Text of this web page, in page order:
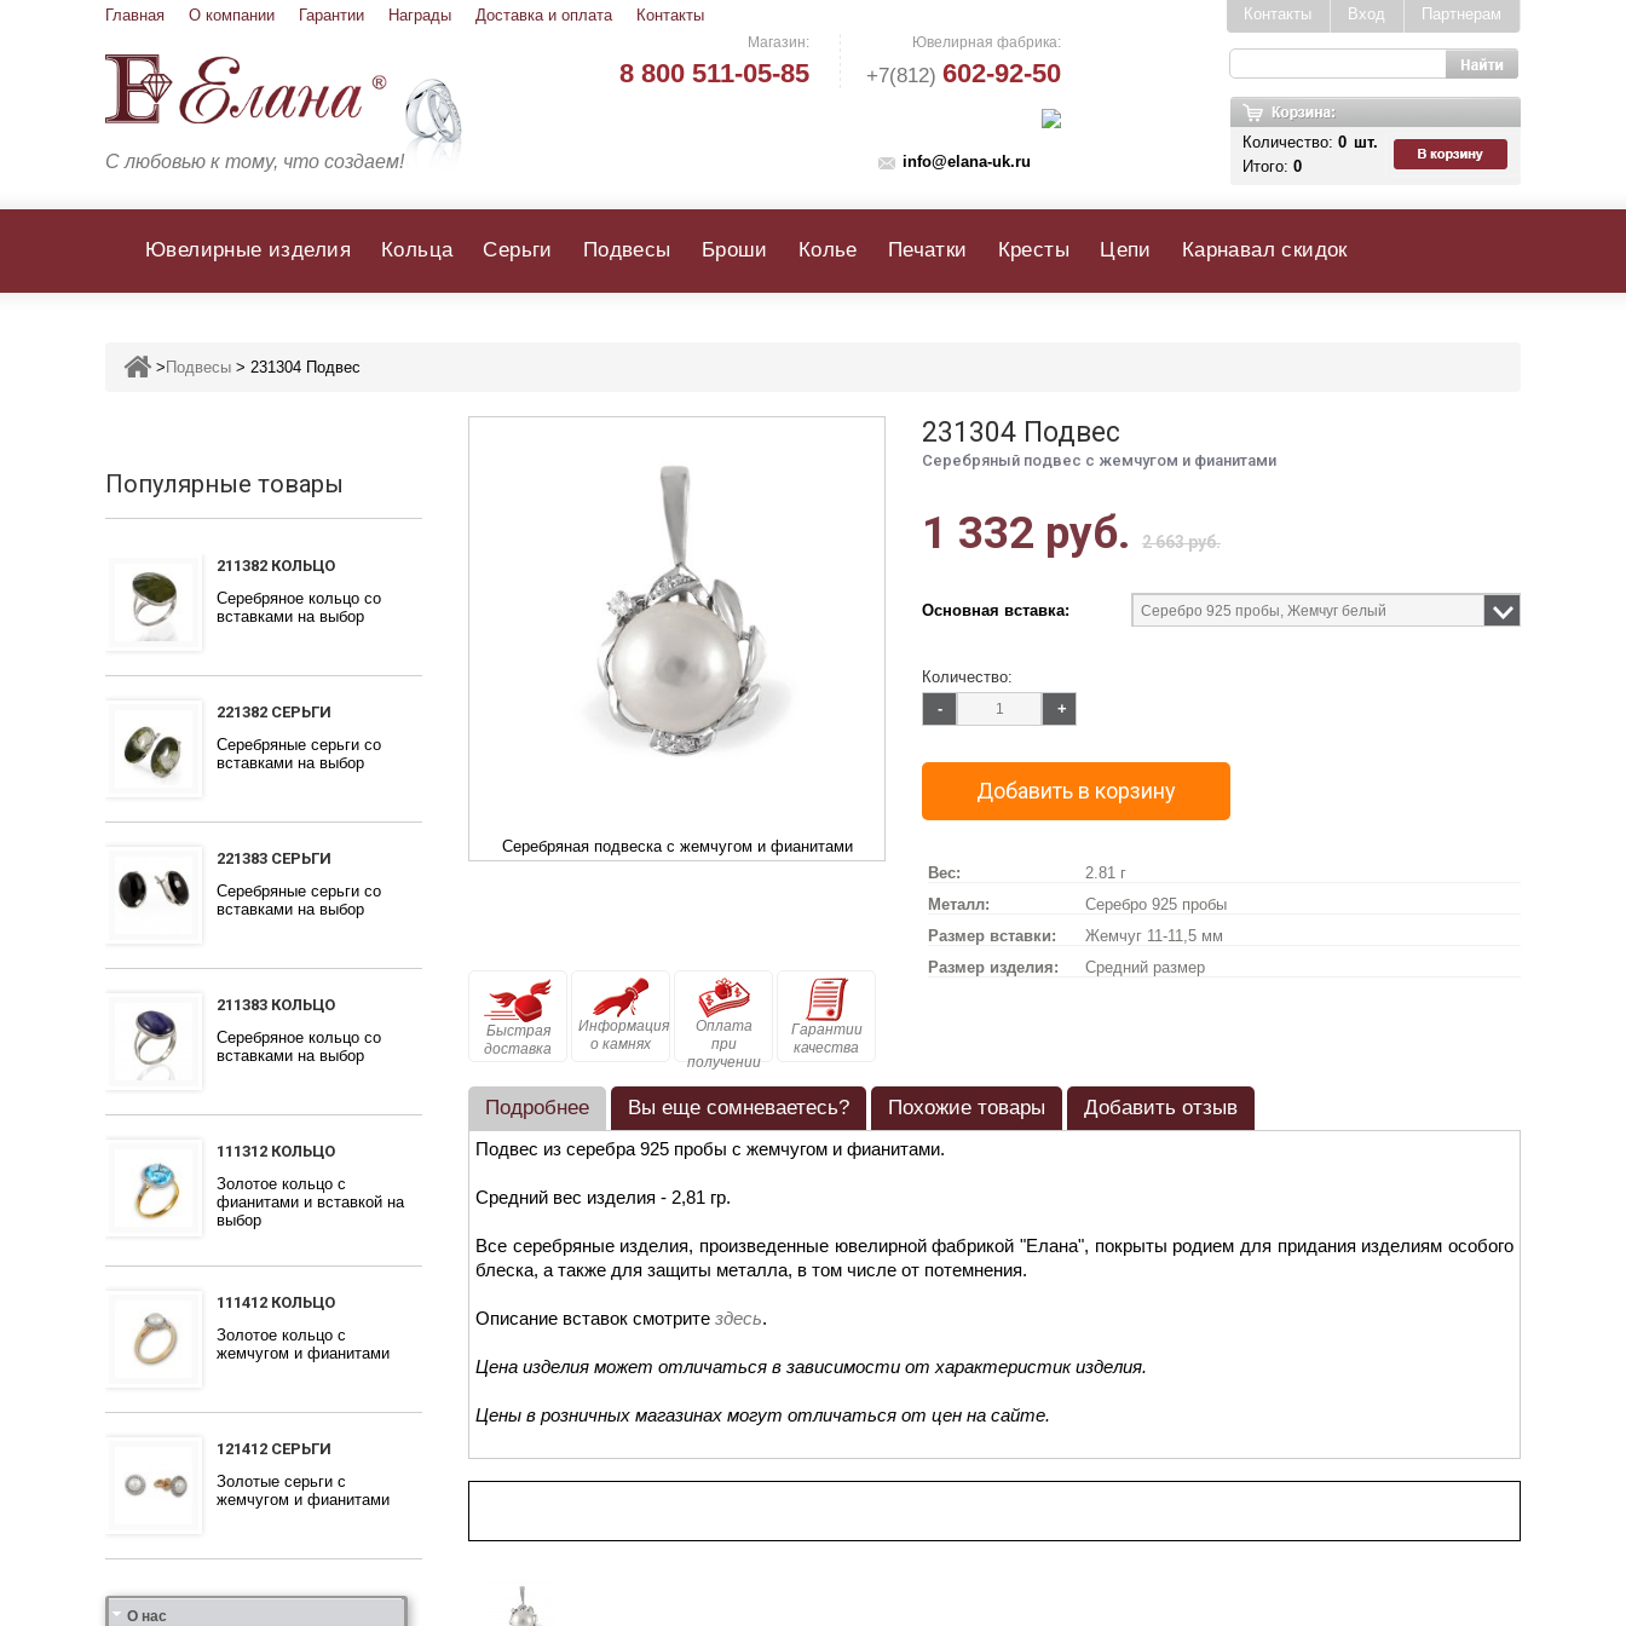
Главная О компании Гарантии Награды Доставка и оплата Контакты
С любовью к тому, что создаем!
Магазин:
8 800 511-05-85
Ювелирная фабрика:
+7(812) 602-92-50
info@elana-uk.ru
Партнерам
Вход
Контакты
Количество: 0 шт.
Итого: 0
Ювелирные изделия Кольца Серьги Подвесы Броши Колье Печатки Кресты Цепи Карнавал скидок
> Подвесы > 231304 Подвес
Популярные товары
211382 КОЛЬЦО
Серебряное кольцо со
вставками на выбор
221382 СЕРЬГИ
Серебряные серьги со
вставками на выбор
221383 СЕРЬГИ
Серебряные серьги со
вставками на выбор
211383 КОЛЬЦО
Серебряное кольцо со
вставками на выбор
111312 КОЛЬЦО
Золотое кольцо с
фианитами и вставкой на
выбор
111412 КОЛЬЦО
Золотое кольцо с
жемчугом и фианитами
121412 СЕРЬГИ
Золотые серьги с
жемчугом и фианитами
О нас
Ювелирная фабрика
Сеть магазинов
Партнерам
Гарантия качества
Дизайн
Индивидуальный подход
Наши цены и скидки
Золотые руки
Награды, дипломы, участие в выставках
Отзывы
Серебряная подвеска с жемчугом и фианитами
Быстрая
доставка
Информация
о камнях
Оплата
при
получении
Гарантии
качества
231304 Подвес
Серебряный подвес с жемчугом и фианитами
1 332 руб. 2 663 руб.
Основная вставка:
Количество:
-
+
Добавить в корзину
Вес:
2.81 г
Металл:
Серебро 925 пробы
Размер вставки:
Жемчуг 11-11,5 мм
Размер изделия:
Средний размер
Подробнее Вы еще сомневаетесь? Похожие товары Добавить отзыв
Подвес из серебра 925 пробы с жемчугом и фианитами.
Средний вес изделия - 2,81 гр.
Все серебряные изделия, произведенные ювелирной фабрикой "Елана", покрыты родием для придания изделиям особого
блеска, а также для защиты металла, в том числе от потемнения.
Описание вставок смотрите здесь.
Цена изделия может отличаться в зависимости от характеристик изделия.
Цены в розничных магазинах могут отличаться от цен на сайте.